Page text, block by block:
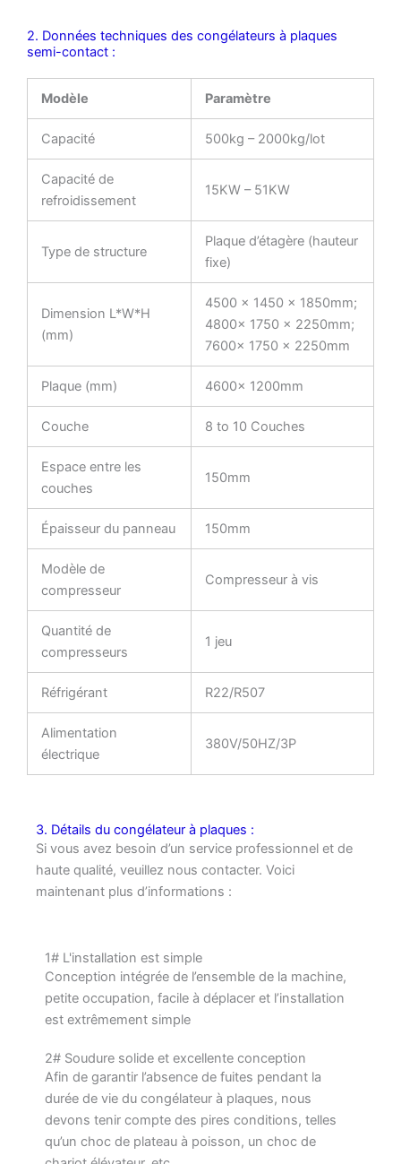
2. Données techniques des congélateurs à plaques
semi-contact :
Modèle Paramètre
Capacité 500kg – 2000kg/lot
Capacité de
refroidissement
15KW – 51KW
Type de structure
Plaque d’étagère (hauteur
fixe)
Dimension L*W*H
(mm)
4500 × 1450 × 1850mm;
4800× 1750 × 2250mm;
7600× 1750 × 2250mm
Plaque (mm) 4600× 1200mm
Couche 8 to 10 Couches
Espace entre les
couches
150mm
Épaisseur du panneau 150mm
Modèle de
compresseur
Compresseur à vis
Quantité de
compresseurs
1 jeu
Réfrigérant R22/R507
Alimentation
électrique
380V/50HZ/3P
3. Détails du congélateur à plaques :
Si vous avez besoin d’un service professionnel et de
haute qualité, veuillez nous contacter. Voici
maintenant plus d’informations :
1# L'installation est simple
Conception intégrée de l’ensemble de la machine,
petite occupation, facile à déplacer et l’installation
est extrêmement simple
2# Soudure solide et excellente conception
Afin de garantir l’absence de fuites pendant la
durée de vie du congélateur à plaques, nous
devons tenir compte des pires conditions, telles
qu’un choc de plateau à poisson, un choc de